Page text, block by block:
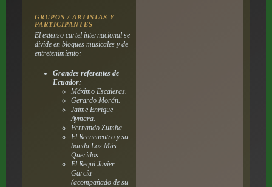
GRUPOS / ARTISTAS Y
PARTICIPANTES
El extenso cartel internacional se
divide en bloques musicales y de
entretenimiento:
Grandes referentes de
Ecuador:
Máximo Escaleras.
Gerardo Morán.
Jaime Enrique
Aymara.
Fernando Zumba.
El Reencuentro y su
banda Los Más
Queridos.
El Requi Javier
García
(acompañado de su